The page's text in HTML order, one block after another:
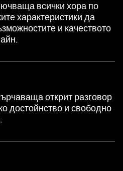
всички хора по
характеристики да
и качеството
открит разговор
достойнство и свободно